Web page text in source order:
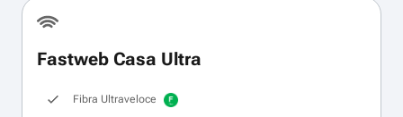
Fastweb Casa Ultra
Fibra Ultraveloce